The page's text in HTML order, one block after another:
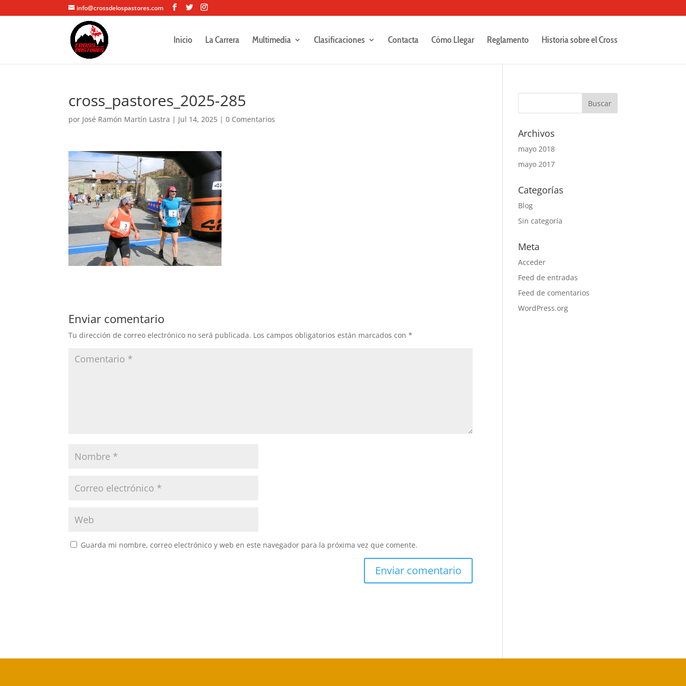
info@crossdelospastores.com
Inicio La Carrera Multimedia Clasificaciones Contacta Cómo Llegar Reglamento Historia sobre el Cross
cross_pastores_2025-285
por José Ramón Martín Lastra | Jul 14, 2025 |0 Comentarios
Enviar comentario
Tu dirección de correo electrónico no será publicada. Los campos obligatorios están marcados con*
Guarda mi nombre, correo electrónico y web en este navegador para la próxima vez que comente.
Archivos
mayo 2018
mayo 2017
Categorías
Blog
Sin categoría
Meta
Acceder
Feed de entradas
Feed de comentarios
WordPress.org